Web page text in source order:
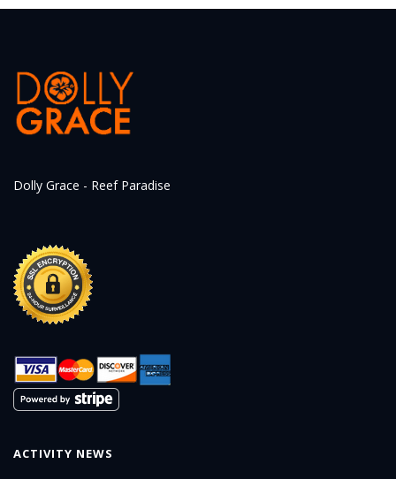
Dolly Grace - Reef Paradise
ACTIVITY NEWS